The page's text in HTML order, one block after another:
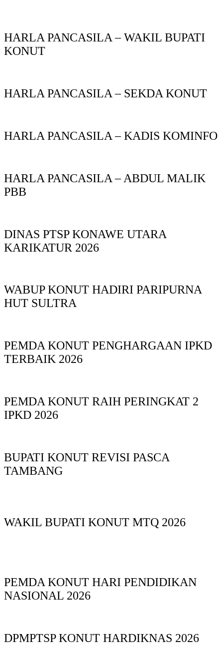
HARLA PANCASILA – WAKIL BUPATI
KONUT
HARLA PANCASILA – SEKDA KONUT
HARLA PANCASILA – KADIS KOMINFO
HARLA PANCASILA – ABDUL MALIK
PBB
DINAS PTSP KONAWE UTARA
KARIKATUR 2026
WABUP KONUT HADIRI PARIPURNA
HUT SULTRA
PEMDA KONUT PENGHARGAAN IPKD
TERBAIK 2026
PEMDA KONUT RAIH PERINGKAT 2
IPKD 2026
BUPATI KONUT REVISI PASCA
TAMBANG
WAKIL BUPATI KONUT MTQ 2026
PEMDA KONUT HARI PENDIDIKAN
NASIONAL 2026
DPMPTSP KONUT HARDIKNAS 2026